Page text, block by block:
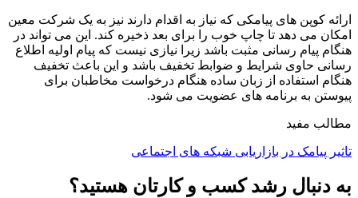
ارائه کوپن های پیامکی که نیاز به اقدام دارند نیز به یک شرکت معین
امکان می دهد تا چاپ خوب را برای بعد ذخیره کند. این می تواند در
هنگام پیام رسانی مثبت باشد زیرا نیازی نیست که پیام اولیه اطلاع
رسانی حاوی شرایط و ضوابط تخفیف باشد و این باعث تخفیف
هنگام استفاده از زبان ساده هنگام درخواست مخاطبان برای
پیوستن به برنامه های عضویت می شود.
مطالب مفید
تاثیر پیامک در بازاریابی شبکه های اجتماعی
به دنبال رشد کسب و کارتان هستید؟